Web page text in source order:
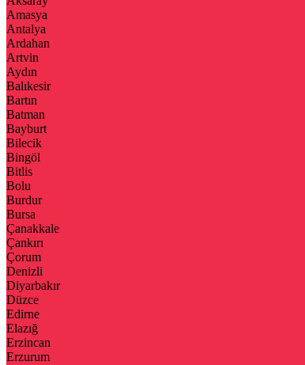
Amasya
Antalya
Ardahan
Artvin
Aydın
Balıkesir
Bartın
Batman
Bayburt
Bilecik
Bingöl
Bitlis
Bolu
Burdur
Bursa
Çanakkale
Çankırı
Çorum
Denizli
Diyarbakır
Düzce
Edirne
Elazığ
Erzincan
Erzurum